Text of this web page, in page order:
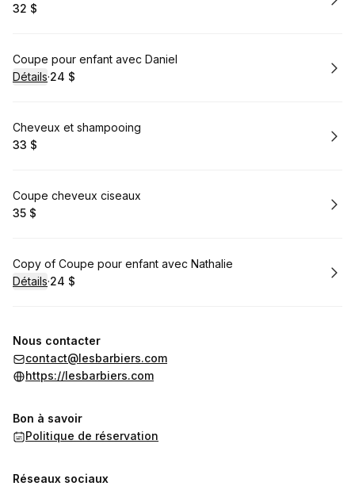
.Prix
32 $
Réserver
Coupe pour enfant avec Daniel
Détails·
.Prix
24 $
Réserver
Cheveux et shampooing
.Prix
33 $
Réserver
Coupe cheveux ciseaux
.Prix
35 $
Réserver
Copy of Coupe pour enfant avec Nathalie
Détails·
.Prix
24 $
Nous contacter
contact@lesbarbiers.com
https://lesbarbiers.com
Bon à savoir
Politique de réservation
Réseaux sociaux